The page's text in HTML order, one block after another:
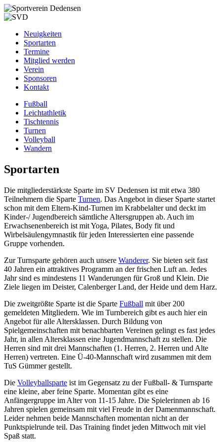
Neuigkeiten
Sportarten
Termine
Mitglied werden
Verein
Sponsoren
Kontakt
Fußball
Leichtathletik
Tischtennis
Turnen
Volleyball
Wandern
Sportarten
Die mitgliederstärkste Sparte im SV Dedensen ist mit etwa 380
Teilnehmern die Sparte Turnen. Das Angebot in dieser Sparte startet
schon mit dem Eltern-Kind-Turnen im Krabbelalter und deckt im
Kinder-/ Jugendbereich sämtliche Altersgruppen ab. Auch im
Erwachsenenbereich ist mit Yoga, Pilates, Body fit und
Wirbelsäulengymnastik für jeden Interessierten eine passende
Gruppe vorhenden.
Zur Turnsparte gehören auch unsere Wanderer. Sie bieten seit fast
40 Jahren ein attraktives Programm an der frischen Luft an. Jedes
Jahr sind es mindestens 11 Wanderungen für Groß und Klein. Die
Ziele liegen im Deister, Calenberger Land, der Heide und dem Harz.
Die zweitgrößte Sparte ist die Sparte Fußball mit über 200
gemeldeten Mitgliedern. Wie im Turnbereich gibt es auch hier ein
Angebot für alle Altersklassen. Durch Bildung von
Spielgemeinschaften mit benachbarten Vereinen gelingt es fast jedes
Jahr, in allen Altersklassen eine Jugendmannschaft zu stellen. Die
Herren sind mit drei Mannschaften (1. Herren, 2. Herren und Alte
Herren) vertreten. Eine Ü-40-Mannschaft wird zusammen mit dem
TuS Gümmer gestellt.
Die Volleyballsparte ist im Gegensatz zu der Fußball- & Turnsparte
eine kleine, aber feine Sparte. Momentan gibt es eine
Anfängergruppe im Alter von 11-15 Jahre. Die Spielerinnen ab 16
Jahren spielen gemeinsam mit viel Freude in der Damenmannschaft.
Leider nehmen beide Mannschaften momentan nicht an der
Punktspielrunde teil. Das Training findet jeden Mittwoch mit viel
Spaß statt.